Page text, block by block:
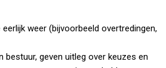
weer (bijvoorbeeld overtredingen,
bestuur, geven uitleg over keuzes en